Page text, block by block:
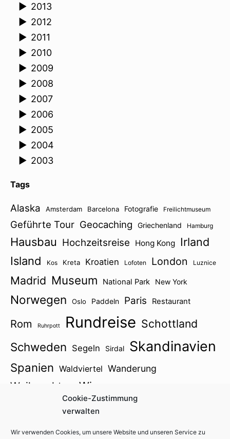
Cookie-Zustimmung
verwalten
Wir verwenden Cookies, um unsere Website und unseren Service zu
► 2013
► 2012
► 2011
► 2010
► 2009
► 2008
► 2007
► 2006
► 2005
► 2004
► 2003
Tags
Alaska Amsterdam Barcelona Fotografie Freilichtmuseum
Geführte Tour Geocaching Griechenland Hamburg
Hausbau Hochzeitsreise Hong Kong Irland
Island
Kos Kreta Kroatien Lofoten London Luznice
Madrid Museum National Park New York
Norwegen Oslo Paddeln Paris Restaurant
Rom Ruhrpott Rundreise Schottland
Schweden Segeln Sirdal Skandinavien
Spanien Waldviertel Wanderung
Weihnachten Wien
Österreich2021